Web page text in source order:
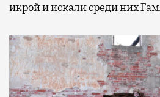
икрой и искали среди них